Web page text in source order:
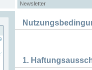
Newsletter
1.